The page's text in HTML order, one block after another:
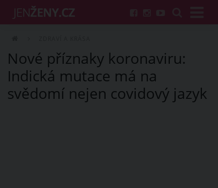
Nové příznaky koronaviru:
Indická mutace má na
svědomí nejen covidový jazyk